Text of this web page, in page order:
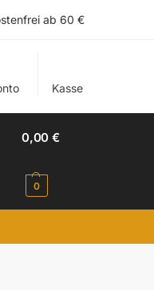
ab 60 €
Kasse
0,00€
0